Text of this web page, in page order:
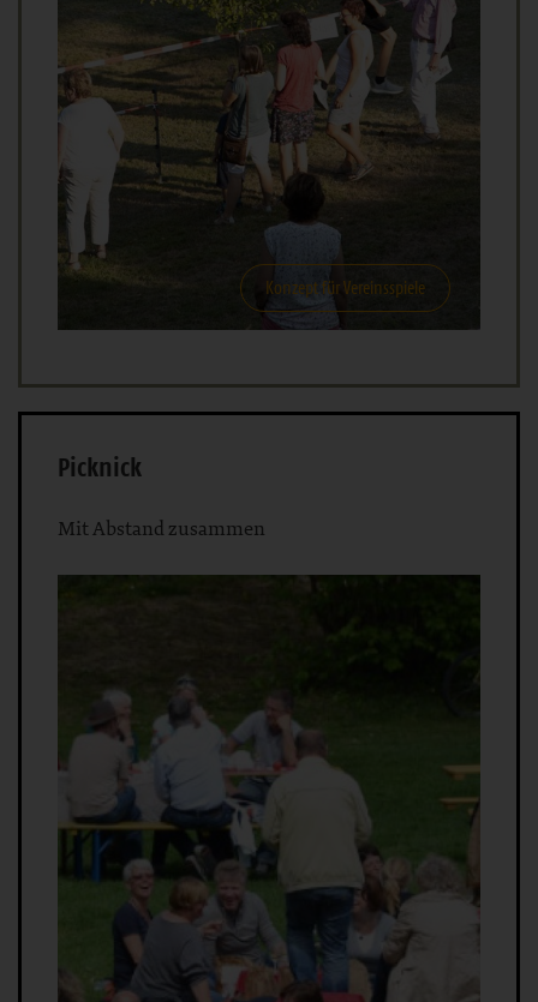
Konzept für Vereinsspiele
Picknick
Mit Abstand zusammen